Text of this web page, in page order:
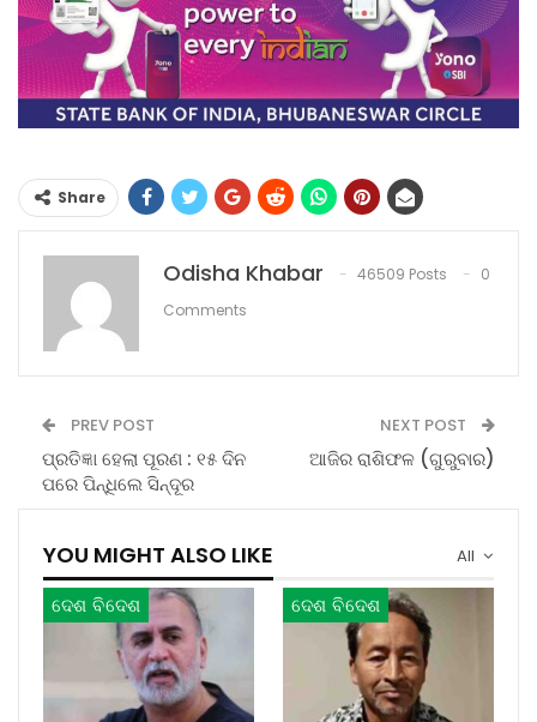
Share
Odisha Khabar 46509 Posts
0
Comments
PREV POST
ପ୍ରତିଜ୍ଞା ହେଲା ପୂରଣ : ୧୫ ଦିନ
ପରେ ପିନ୍ଧିଲେ ସିନ୍ଦୂର
NEXT POST
ଆଜିର ରାଶିଫଳ (ଗୁରୁବାର)
All
YOU MIGHT ALSO LIKE
ଦେଶ ବିଦେଶ ଦେଶ ବିଦେଶ